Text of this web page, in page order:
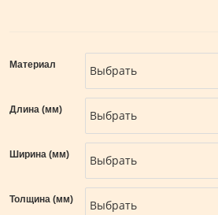
Материал
Длина (мм)
Ширина (мм)
Толщина (мм)